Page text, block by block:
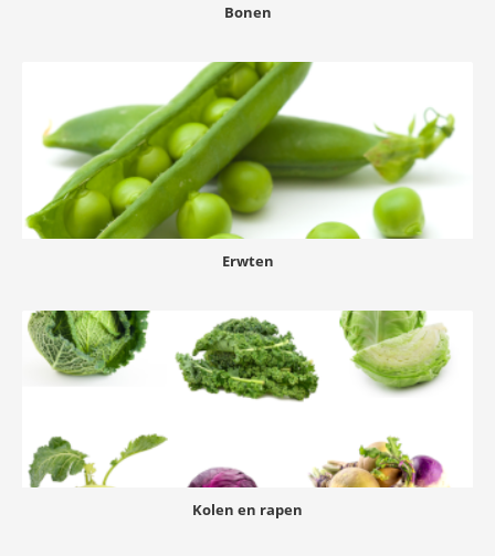
Bonen
Erwten
Kolen en rapen